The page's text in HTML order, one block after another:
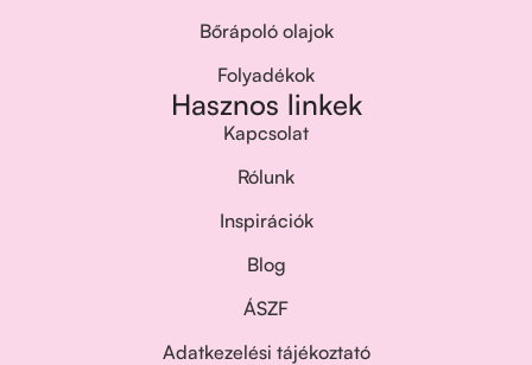
Bőrápoló olajok
Folyadékok
Hasznos linkek
Kapcsolat
Rólunk
Inspirációk
Blog
ÁSZF
Adatkezelési tájékoztató